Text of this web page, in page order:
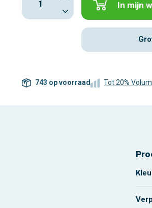
In mijn
743 op voorraad Tot 20%